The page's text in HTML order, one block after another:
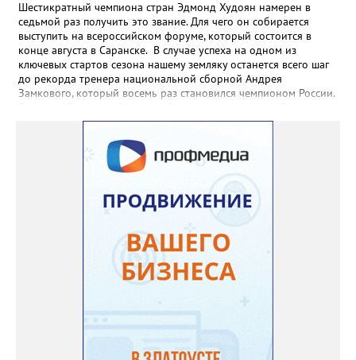
Шестикратный чемпиона стран Эдмонд Худоян намерен в
седьмой раз получить это звание. Для чего он собирается
выступить на всероссийском форуме, который состоится в
конце августа в Саранске. В случае успеха на одном из
ключевых стартов сезона нашему земляку останется всего шаг
до рекорда тренера национальной сборной Андрея
Замкового, который восемь раз становился чемпионом России.
стартует в Челябинске. На ринг ДС «Юность» выйдут как
сильнейшие мужчины, так и женщины — лидеры национальной
сборной. Они разыграют 13 комплектов наград.